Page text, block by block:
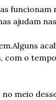
funcionam
ajudam
Alguns
com o
meio